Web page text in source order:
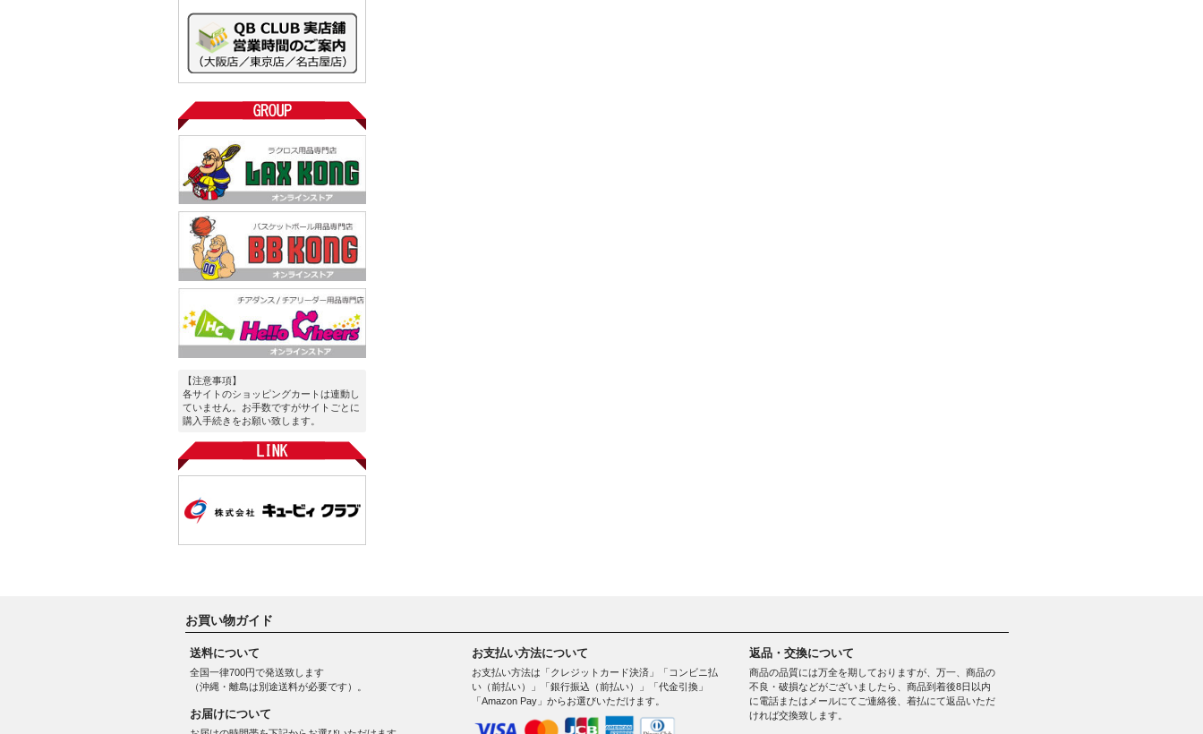
【注意事項】
各サイトのショッピングカートは連動し
ていません。お手数ですがサイトごとに
購入手続きをお願い致します。
お買い物ガイド
送料について
全国一律700円で発送致します
（沖縄・離島は別途送料が必要です）。
お届けについて
お支払い方法について
お支払い方法は「クレジットカード決済」「コンビニ払
い（前払い）」「銀行振込（前払い）」「代金引換」
「Amazon Pay」からお選びいただけます。
返品・交換について
商品の品質には万全を期しておりますが、万一、商品の
不良・破損などがございましたら、商品到着後8日以内
に電話またはメールにてご連絡後、着払にて返品いただ
ければ交換致します。